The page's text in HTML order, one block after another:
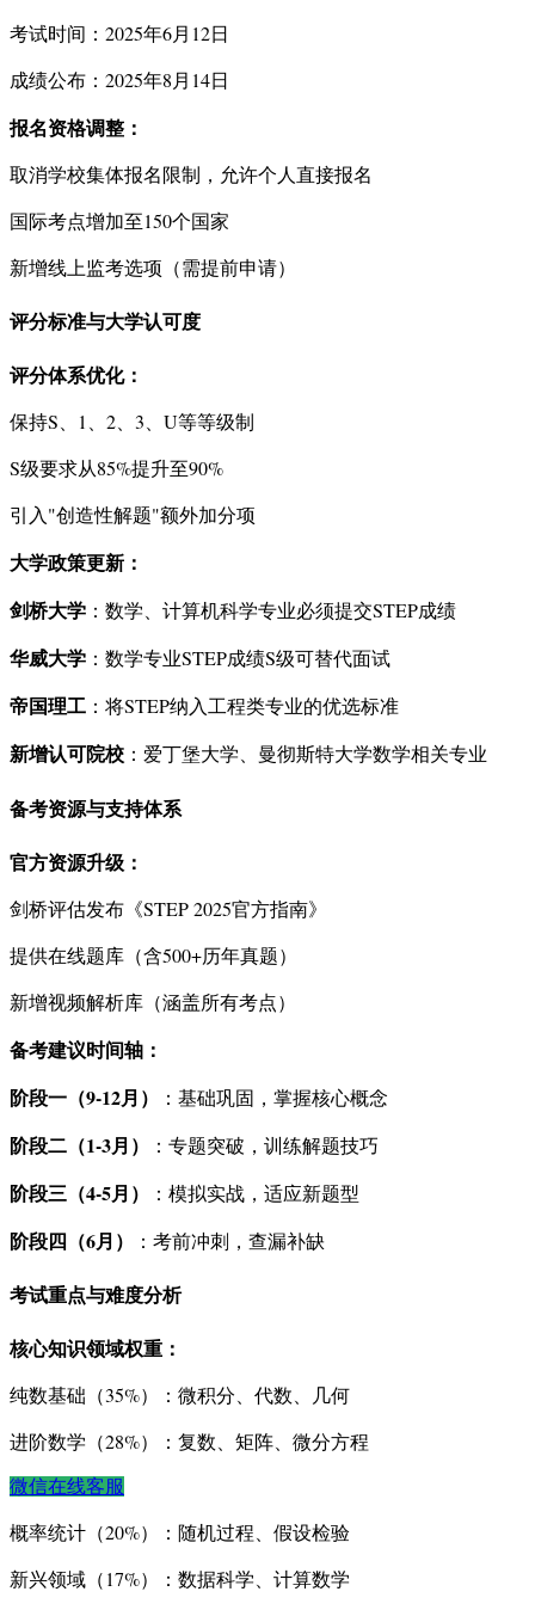
考试时间：2025年6月12日
成绩公布：2025年8月14日
报名资格调整：
取消学校集体报名限制，允许个人直接报名
国际考点增加至150个国家
新增线上监考选项（需提前申请）
评分标准与大学认可度
评分体系优化：
保持S、1、2、3、U等等级制
S级要求从85%提升至90%
引入"创造性解题"额外加分项
大学政策更新：
剑桥大学 ：数学、计算机科学专业必须提交STEP成绩
华威大学 ：数学专业STEP成绩S级可替代面试
帝国理工 ：将STEP纳入工程类专业的优选标准
新增认可院校 ：爱丁堡大学、曼彻斯特大学数学相关专业
备考资源与支持体系
官方资源升级：
剑桥评估发布《STEP 2025官方指南》
提供在线题库（含500+历年真题）
新增视频解析库（涵盖所有考点）
备考建议时间轴：
阶段一（9-12月）
：基础巩固，掌握核心概念
阶段二（1-3月） ：专题突破，训练解题技巧
阶段三（4-5月） ：模拟实战，适应新题型
阶段四（6月） ：考前冲刺，查漏补缺
考试重点与难度分析
核心知识领域权重：
纯数基础（35%）：微积分、代数、几何
进阶数学（28%）：复数、矩阵、微分方程
微信在线客服
概率统计（20%）：随机过程、假设检验
新兴领域（17%）：数据科学、计算数学